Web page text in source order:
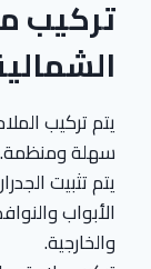
تركيب
يتم تركيب
سهلة ومنظمة.
يتم تثبيت
الأبواب
والخارجية.